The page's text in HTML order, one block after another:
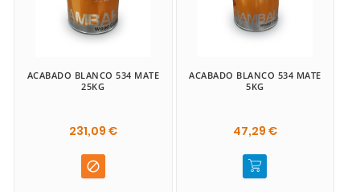
ACABADO BLANCO 534 MATE
25KG
231,09 €

ACABADO BLANCO 534 MATE
5KG
47,29 €